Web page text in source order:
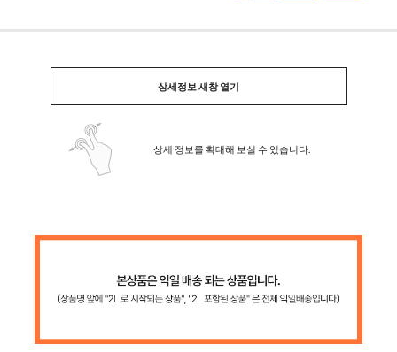
상세정보 새창 열기
상세 정보를 확대해 보실 수 있습니다.